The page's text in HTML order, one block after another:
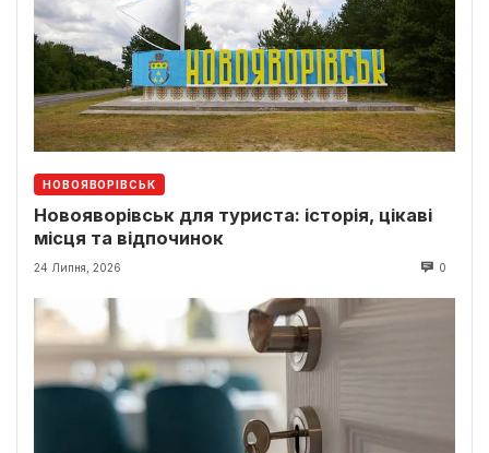
НОВОЯВОРІВСЬК
Новояворівськ для туриста: історія, цікаві
місця та відпочинок
24 Липня, 2026 0